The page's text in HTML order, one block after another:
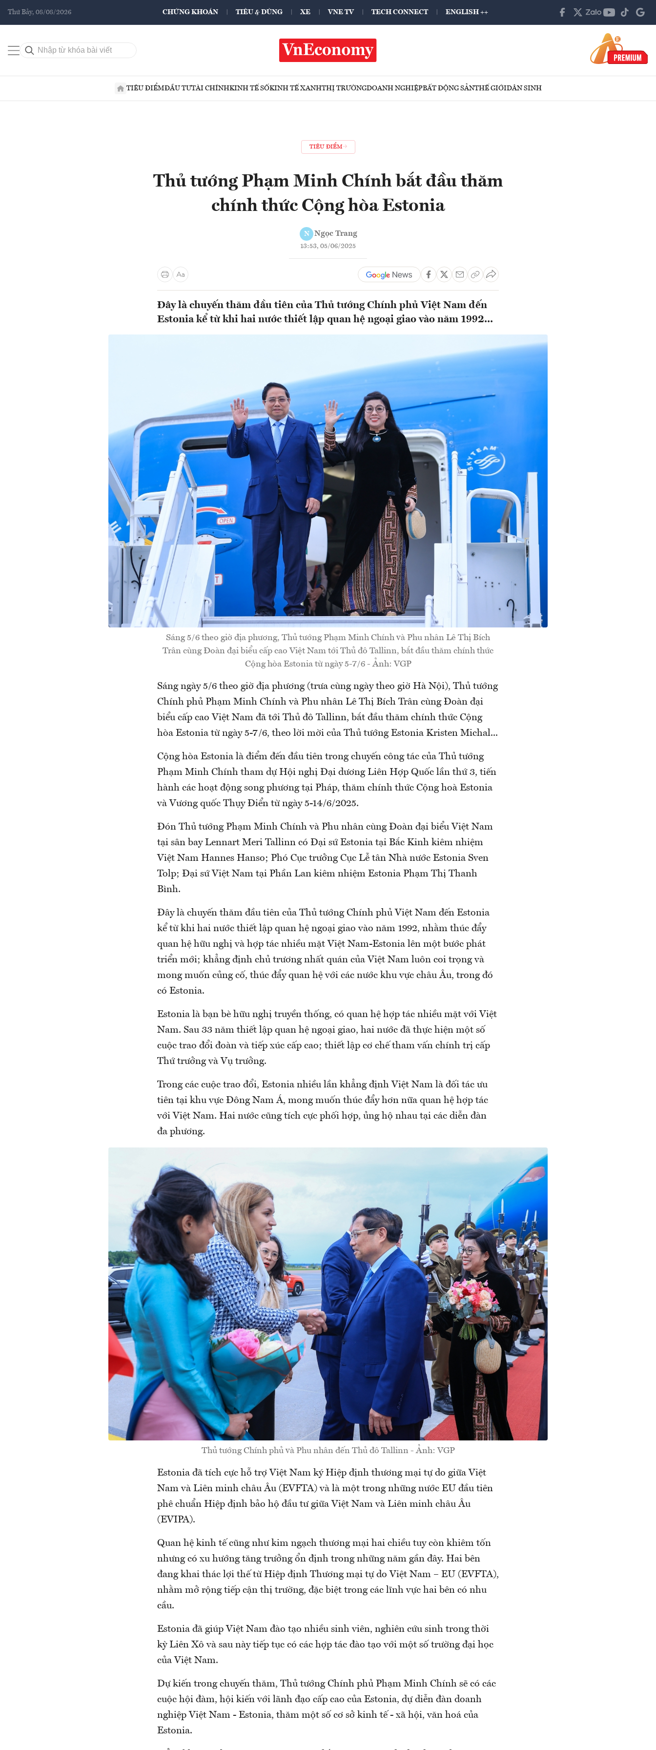
Thứ Bảy, 08/08/2026 CHỨNG KHOÁN TIÊU & DÙNG XE VNE TV TECH CONNECT ENGLISH ++
TIÊU ĐIỂMĐẦU TƯTÀI CHÍNHKINH TẾ SỐKINH TẾ XANHTHỊ TRƯỜNGDOANH NGHIỆPBẤT ĐỘNG SẢNTHẾ GIỚIDÂN SINH
TIÊU ĐIỂM
Thủ tướng Phạm Minh Chính bắt đầu thăm
chính thức Cộng hòa Estonia
N Ngọc Trang
13:53, 05/06/2025
Đây là chuyến thăm đầu tiên của Thủ tướng Chính phủ Việt Nam đến
Estonia kể từ khi hai nước thiết lập quan hệ ngoại giao vào năm 1992...
Sáng 5/6 theo giờ địa phương, Thủ tướng Phạm Minh Chính và Phu nhân Lê Thị Bích
Trân cùng Đoàn đại biểu cấp cao Việt Nam tới Thủ đô Tallinn, bắt đầu thăm chính thức
Cộng hòa Estonia từ ngày 5-7/6 - Ảnh: VGP
Sáng ngày 5/6 theo giờ địa phương (trưa cùng ngày theo giờ Hà Nội), Thủ tướng
Chính phủ Phạm Minh Chính và Phu nhân Lê Thị Bích Trân cùng Đoàn đại
biểu cấp cao Việt Nam đã tới Thủ đô Tallinn, bắt đầu thăm chính thức Cộng
hòa Estonia từ ngày 5-7/6, theo lời mời của Thủ tướng Estonia Kristen Michal...
Cộng hòa Estonia là điểm đến đầu tiên trong chuyến công tác của Thủ tướng
Phạm Minh Chính tham dự Hội nghị Đại dương Liên Hợp Quốc lần thứ 3, tiến
hành các hoạt động song phương tại Pháp, thăm chính thức Cộng hoà Estonia
và Vương quốc Thụy Điển từ ngày 5-14/6/2025.
Đón Thủ tướng Phạm Minh Chính và Phu nhân cùng Đoàn đại biểu Việt Nam
tại sân bay Lennart Meri Tallinn có Đại sứ Estonia tại Bắc Kinh kiêm nhiệm
Việt Nam Hannes Hanso; Phó Cục trưởng Cục Lễ tân Nhà nước Estonia Sven
Tolp; Đại sứ Việt Nam tại Phần Lan kiêm nhiệm Estonia Phạm Thị Thanh
Bình.
Đây là chuyến thăm đầu tiên của Thủ tướng Chính phủ Việt Nam đến Estonia
kể từ khi hai nước thiết lập quan hệ ngoại giao vào năm 1992, nhằm thúc đẩy
quan hệ hữu nghị và hợp tác nhiều mặt Việt Nam-Estonia lên một bước phát
triển mới; khẳng định chủ trương nhất quán của Việt Nam luôn coi trọng và
mong muốn củng cố, thúc đẩy quan hệ với các nước khu vực châu Âu, trong đó
có Estonia.
Estonia là bạn bè hữu nghị truyền thống, có quan hệ hợp tác nhiều mặt với Việt
Nam. Sau 33 năm thiết lập quan hệ ngoại giao, hai nước đã thực hiện một số
cuộc trao đổi đoàn và tiếp xúc cấp cao; thiết lập cơ chế tham vấn chính trị cấp
Thứ trưởng và Vụ trưởng.
Trong các cuộc trao đổi, Estonia nhiều lần khẳng định Việt Nam là đối tác ưu
tiên tại khu vực Đông Nam Á, mong muốn thúc đẩy hơn nữa quan hệ hợp tác
với Việt Nam. Hai nước cũng tích cực phối hợp, ủng hộ nhau tại các diễn đàn
đa phương.
Thủ tướng Chính phủ và Phu nhân đến Thủ đô Tallinn - Ảnh: VGP
Estonia đã tích cực hỗ trợ Việt Nam ký Hiệp định thương mại tự do giữa Việt
Nam và Liên minh châu Âu (EVFTA) và là một trong những nước EU đầu tiên
phê chuẩn Hiệp định bảo hộ đầu tư giữa Việt Nam và Liên minh châu Âu
(EVIPA).
Quan hệ kinh tế cũng như kim ngạch thương mại hai chiều tuy còn khiêm tốn
nhưng có xu hướng tăng trưởng ổn định trong những năm gần đây. Hai bên
đang khai thác lợi thế từ Hiệp định Thương mại tự do Việt Nam – EU (EVFTA),
nhằm mở rộng tiếp cận thị trường, đặc biệt trong các lĩnh vực hai bên có nhu
cầu.
Estonia đã giúp Việt Nam đào tạo nhiều sinh viên, nghiên cứu sinh trong thời
kỳ Liên Xô và sau này tiếp tục có các hợp tác đào tạo với một số trường đại học
của Việt Nam.
Dự kiến trong chuyến thăm, Thủ tướng Chính phủ Phạm Minh Chính sẽ có các
cuộc hội đàm, hội kiến với lãnh đạo cấp cao của Estonia, dự diễn đàn doanh
nghiệp Việt Nam - Estonia, thăm một số cơ sở kinh tế - xã hội, văn hoá của
Estonia.